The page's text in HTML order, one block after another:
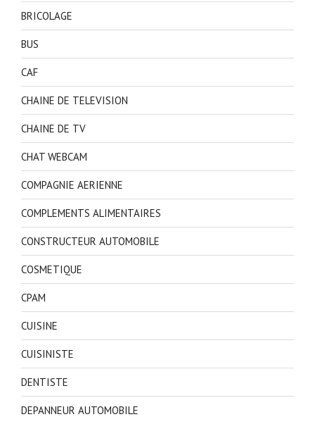
BRICOLAGE
BUS
CAF
CHAINE DE TELEVISION
CHAINE DE TV
CHAT WEBCAM
COMPAGNIE AERIENNE
COMPLEMENTS ALIMENTAIRES
CONSTRUCTEUR AUTOMOBILE
COSMETIQUE
CPAM
CUISINE
CUISINISTE
DENTISTE
DEPANNEUR AUTOMOBILE